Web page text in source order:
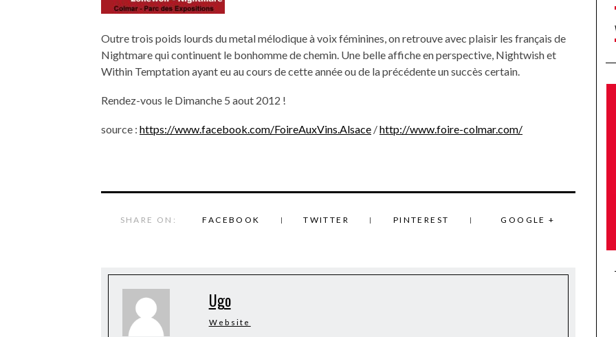
Outre trois poids lourds du metal mélodique à voix féminines, on retrouve avec plaisir les français de
Nightmare qui continuent le bonhomme de chemin. Une belle affiche en perspective, Nightwish et
Within Temptation ayant eu au cours de cette année ou de la précédente un succès certain.
Rendez-vous le Dimanche 5 aout 2012 !
source : https://www.facebook.com/FoireAuxVins.Alsace /http://www.foire-colmar.com/
SHARE ON: FACEBOOK TWITTER PINTEREST GOOGLE +
Ugo
Website